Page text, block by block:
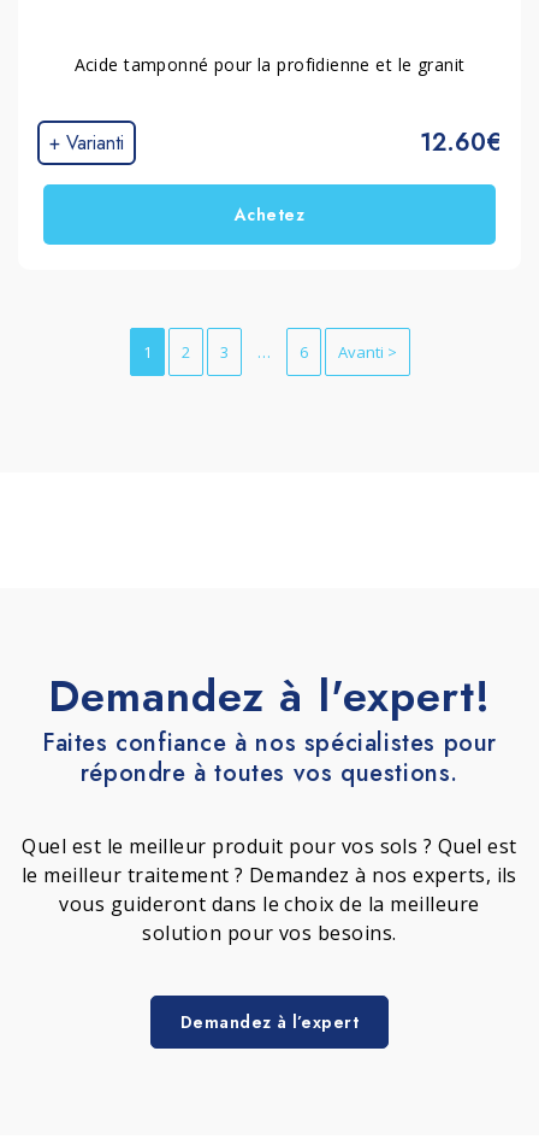
Acide tamponné pour la profidienne et le granit
+ Varianti 12.60€
Achetez
1 2 3 … 6 Avanti >
Demandez à l'expert!
Faites confiance à nos spécialistes pour
répondre à toutes vos questions.
Quel est le meilleur produit pour vos sols ? Quel est
le meilleur traitement ? Demandez à nos experts, ils
vous guideront dans le choix de la meilleure
solution pour vos besoins.
Demandez à l’expert